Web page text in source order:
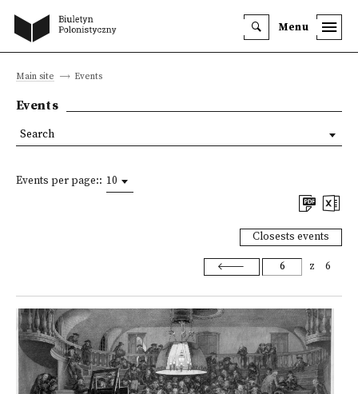
Menu
Main site Events
Events
Events per page:: 10
Closests events
z 6
Search